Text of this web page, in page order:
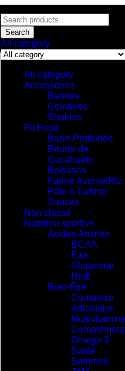
Search
All category
All category
Accessoires
Bandes
Ceintures
Shakers
Fit Food
Barre Protéinée
Beurre de
Cacahuète
Boissons
Farine Avoine/Riz
Pâte à Tartiner
Sauces
Non classé
Nutrition sportive
Acides Aminés
BCAA
Eaa
Glutamine
Hmb
Bien-Être
Complexe
Articulaire
Omega 3
Santé
Sommeil